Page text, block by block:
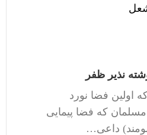
نذیر ظفر
اولین فضا نورد
که فضا پیمایی
داعی…